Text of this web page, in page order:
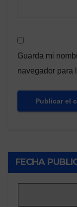
Guarda mi
navegador para
FECHA